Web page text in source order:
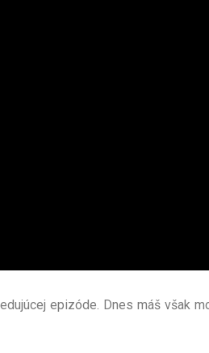
epizóde. Dnes máš však